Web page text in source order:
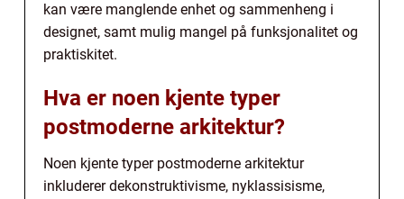
kan være manglende enhet og sammenheng i
designet, samt mulig mangel på funksjonalitet og
praktiskitet.
Hva er noen kjente typer
postmoderne arkitektur?
Noen kjente typer postmoderne arkitektur
inkluderer dekonstruktivisme, nyklassisisme,